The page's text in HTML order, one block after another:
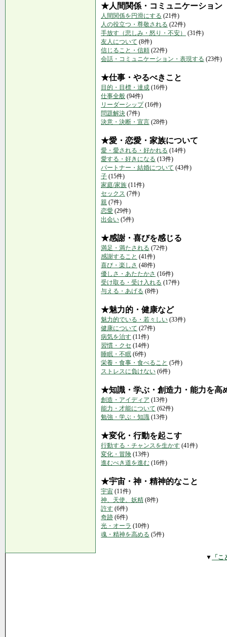
★人間関係・コミュニケーション
人間関係を円滑にする (21件)
人の役立つ・尊敬される (22件)
手放す（悲しみ・怒り・不安）
(31件)
友人について (8件)
信じること・信頼 (22件)
会話・コミュニケーション・表現する (23件)
★仕事・やるべきこと
目的・目標・達成 (16件)
仕事全般 (94件)
リーダーシップ(16件)
問題解決 (7件)
決意・決断・宣言 (28件)
★愛・恋愛・家族について
愛・愛される・好かれる (14件)
愛する・好きになる (13件)
パートナー・結婚について (43件)
子 (15件)
家庭/家族 (11件)
セックス (7件)
親 (7件)
恋愛 (29件)
出会い (5件)
★感謝・喜びを感じる
満足・満たされる (72件)
感謝すること (41件)
喜び・楽しさ (48件)
優しさ・あたたかさ (16件)
受け取る・受け入れる (17件)
与える・あげる (8件)
★魅力的・健康など
魅力的でいる・若々しい (33件)
健康について (27件)
病気を治す (11件)
習慣・クセ (14件)
睡眠・不眠 (6件)
栄養・食事・食べること (5件)
ストレスに負けない (6件)
★知識・学ぶ・創造力・能力を高
創造・アイディア (13件)
能力・才能について (62件)
勉強・学ぶ・知識 (13件)
★変化・行動を起こす
行動する・チャンスを生かす (41件)
変化・冒険 (13件)
進むべき道を進む (16件)
★宇宙・神・精神的なこと
宇宙 (11件)
神、天使、妖精 (8件)
許す (6件)
奇跡 (6件)
光・オーラ (10件)
魂・精神を高める (5件)
▼ 「